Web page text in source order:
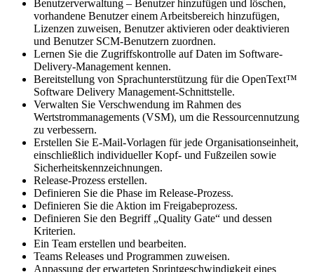
Benutzerverwaltung – Benutzer hinzufügen und löschen,
vorhandene Benutzer einem Arbeitsbereich hinzufügen,
Lizenzen zuweisen, Benutzer aktivieren oder deaktivieren
und Benutzer SCM-Benutzern zuordnen.
Lernen Sie die Zugriffskontrolle auf Daten im Software-
Delivery-Management kennen.
Bereitstellung von Sprachunterstützung für die OpenText™
Software Delivery Management-Schnittstelle.
Verwalten Sie Verschwendung im Rahmen des
Wertstrommanagements (VSM), um die Ressourcennutzung
zu verbessern.
Erstellen Sie E-Mail-Vorlagen für jede Organisationseinheit,
einschließlich individueller Kopf- und Fußzeilen sowie
Sicherheitskennzeichnungen.
Release-Prozess erstellen.
Definieren Sie die Phase im Release-Prozess.
Definieren Sie die Aktion im Freigabeprozess.
Definieren Sie den Begriff „Quality Gate“ und dessen
Kriterien.
Ein Team erstellen und bearbeiten.
Teams Releases und Programmen zuweisen.
Anpassung der erwarteten Sprintgeschwindigkeit eines